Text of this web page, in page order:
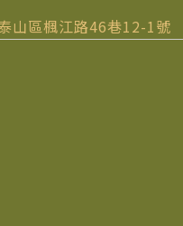
山區楓江路46巷12-1號